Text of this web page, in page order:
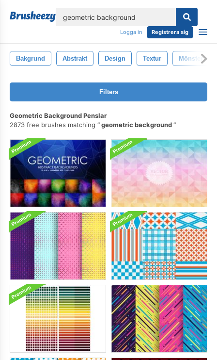
Logga in Registrera sig
Bakgrund Abstrakt Design Textur Mönster
Filters
Geometric Background Penslar
2873 free brushes matching
geometric background